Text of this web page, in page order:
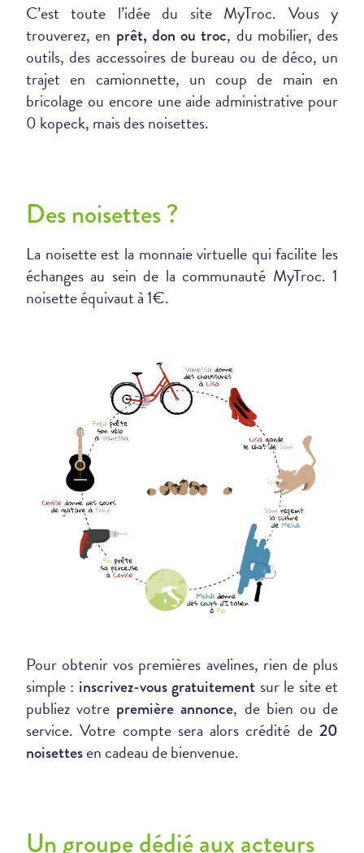
C’est toute l’idée du site MyTroc. Vous y
trouverez, en prêt, don ou troc, du mobilier, des
outils, des accessoires de bureau ou de déco, un
trajet en camionnette, un coup de main en
bricolage ou encore une aide administrative pour
0 kopeck, mais des noisettes.
Des noisettes ?
La noisette est la monnaie virtuelle qui facilite les
échanges au sein de la communauté MyTroc. 1
noisette équivaut à 1€.
Pour obtenir vos premières avelines, rien de plus
simple : inscrivez-vous gratuitement sur le site et
publiez votre première annonce, de bien ou de
service. Votre compte sera alors crédité de 20
noisettesen cadeau de bienvenue.
Un groupe dédié aux acteurs